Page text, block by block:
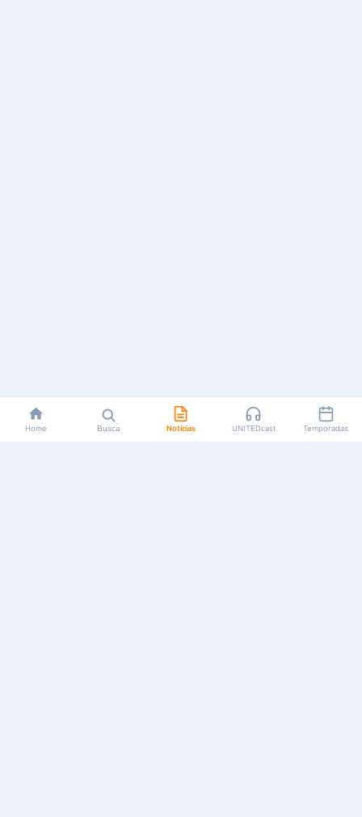
Home Busca Notícias UNITEDcast Temporadas